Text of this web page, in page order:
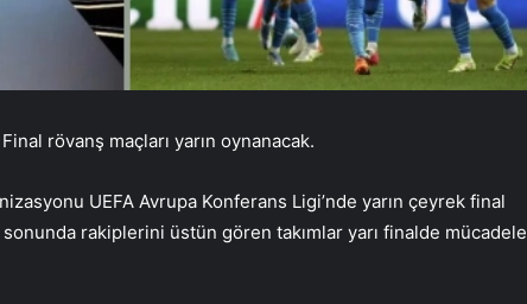
rövanş maçları yarın oynanacak.
UEFA Avrupa Konferans Ligi’nde yarın çeyrek final
sonunda rakiplerini üstün gören takımlar yarı finalde mücadele